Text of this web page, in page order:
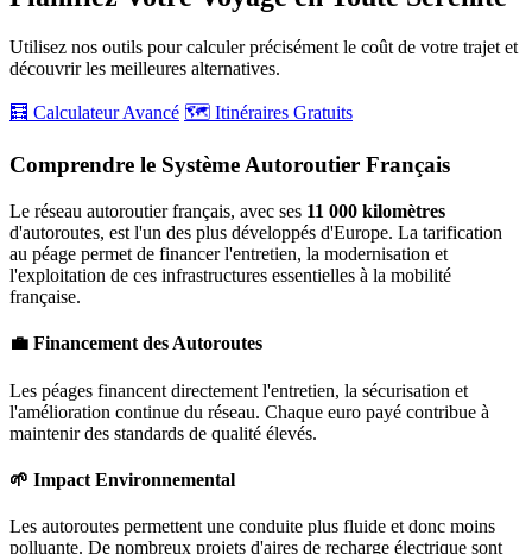
Utilisez nos outils pour calculer précisément le coût de votre trajet et
découvrir les meilleures alternatives.
🧮 Calculateur Avancé 🗺️ Itinéraires Gratuits
Comprendre le Système Autoroutier Français
Le réseau autoroutier français, avec ses 11 000 kilomètres
d'autoroutes, est l'un des plus développés d'Europe. La tarification
au péage permet de financer l'entretien, la modernisation et
l'exploitation de ces infrastructures essentielles à la mobilité
française.
💼 Financement des Autoroutes
Les péages financent directement l'entretien, la sécurisation et
l'amélioration continue du réseau. Chaque euro payé contribue à
maintenir des standards de qualité élevés.
🌱 Impact Environnemental
Les autoroutes permettent une conduite plus fluide et donc moins
polluante. De nombreux projets d'aires de recharge électrique sont